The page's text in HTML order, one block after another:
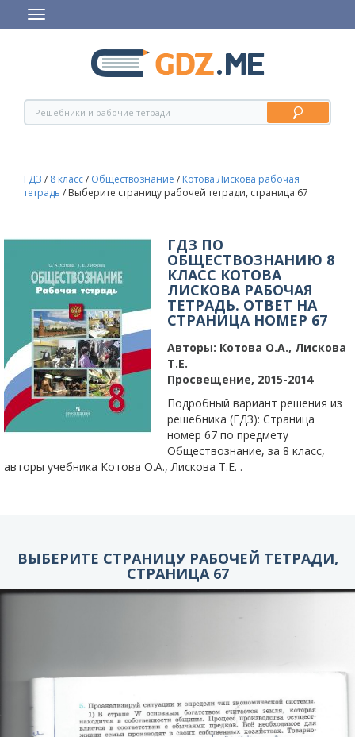
ГДЗ / 8 класс/ Обществознание / Котова Лискова рабочая
тетрадь / Выберите страницу рабочей тетради, страница 67
ГДЗ ПО
ОБЩЕСТВОЗНАНИЮ 8
КЛАСС КОТОВА
ЛИСКОВА РАБОЧАЯ
ТЕТРАДЬ. ОТВЕТ НА
СТРАНИЦА НОМЕР 67
Авторы: Котова О.А., Лискова
Т.Е.
Просвещение, 2015-2014
Подробный вариант решения из
решебника (ГДЗ): Страница
номер 67 по предмету
Обществознание, за 8 класс,
авторы учебника Котова О.А., Лискова Т.Е. .
ВЫБЕРИТЕ СТРАНИЦУ РАБОЧЕЙ ТЕТРАДИ,
СТРАНИЦА 67